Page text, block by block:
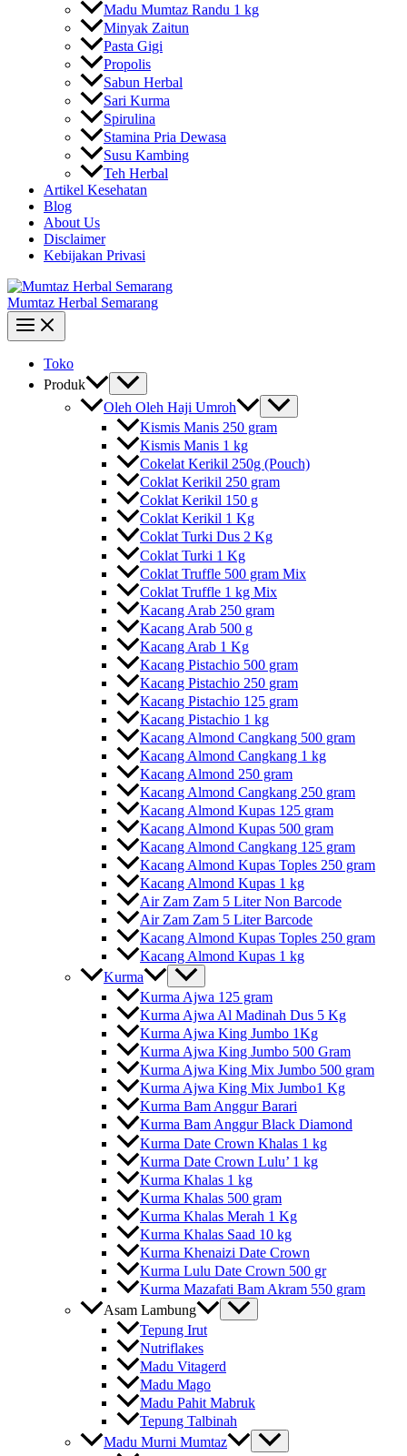
Madu Mumtaz Randu 1 kg
Minyak Zaitun
Pasta Gigi
Propolis
Sabun Herbal
Sari Kurma
Spirulina
Stamina Pria Dewasa
Susu Kambing
Teh Herbal
Artikel Kesehatan
Blog
About Us
Disclaimer
Kebijakan Privasi
Mumtaz Herbal Semarang
Toko
Produk
Oleh Oleh Haji Umroh
Kismis Manis 250 gram
Kismis Manis 1 kg
Cokelat Kerikil 250g (Pouch)
Coklat Kerikil 250 gram
Coklat Kerikil 150 g
Coklat Kerikil 1 Kg
Coklat Turki Dus 2 Kg
Coklat Turki 1 Kg
Coklat Truffle 500 gram Mix
Coklat Truffle 1 kg Mix
Kacang Arab 250 gram
Kacang Arab 500 g
Kacang Arab 1 Kg
Kacang Pistachio 500 gram
Kacang Pistachio 250 gram
Kacang Pistachio 125 gram
Kacang Pistachio 1 kg
Kacang Almond Cangkang 500 gram
Kacang Almond Cangkang 1 kg
Kacang Almond 250 gram
Kacang Almond Cangkang 250 gram
Kacang Almond Kupas 125 gram
Kacang Almond Kupas 500 gram
Kacang Almond Cangkang 125 gram
Kacang Almond Kupas Toples 250 gram
Kacang Almond Kupas 1 kg
Air Zam Zam 5 Liter Non Barcode
Air Zam Zam 5 Liter Barcode
Kacang Almond Kupas Toples 250 gram
Kacang Almond Kupas 1 kg
Kurma
Kurma Ajwa 125 gram
Kurma Ajwa Al Madinah Dus 5 Kg
Kurma Ajwa King Jumbo 1Kg
Kurma Ajwa King Jumbo 500 Gram
Kurma Ajwa King Mix Jumbo 500 gram
Kurma Ajwa King Mix Jumbo1 Kg
Kurma Bam Anggur Barari
Kurma Bam Anggur Black Diamond
Kurma Date Crown Khalas 1 kg
Kurma Date Crown Lulu’ 1 kg
Kurma Khalas 1 kg
Kurma Khalas 500 gram
Kurma Khalas Merah 1 Kg
Kurma Khalas Saad 10 kg
Kurma Khenaizi Date Crown
Kurma Lulu Date Crown 500 gr
Kurma Mazafati Bam Akram 550 gram
Asam Lambung
Tepung Irut
Nutriflakes
Madu Vitagerd
Madu Mago
Madu Pahit Mabruk
Tepung Talbinah
Madu Murni Mumtaz